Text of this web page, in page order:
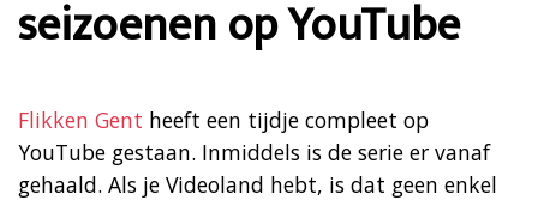
seizoenen op YouTube
Flikken Gent heeft een tijdje compleet op
YouTube gestaan. Inmiddels is de serie er vanaf
gehaald. Als je Videoland hebt, is dat geen enkel